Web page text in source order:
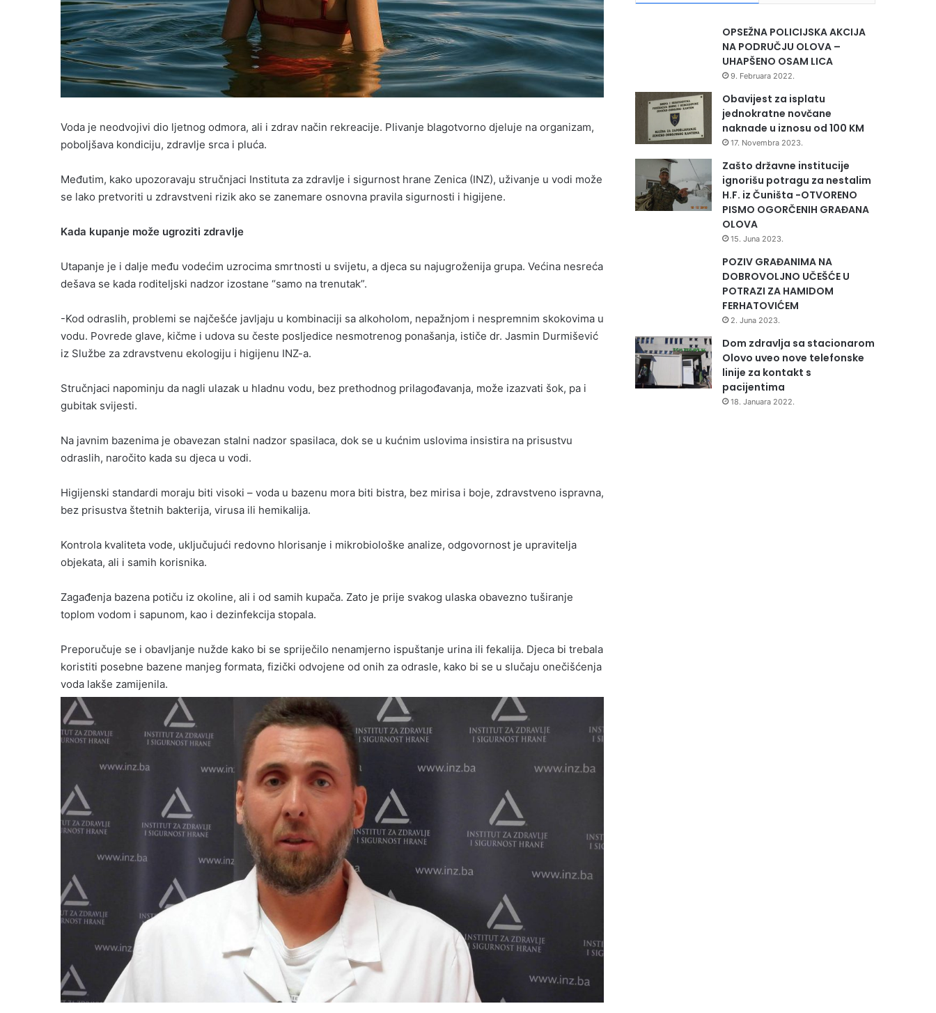
Voda je neodvojivi dio ljetnog odmora, ali i zdrav način rekreacije. Plivanje blagotvorno djeluje na organizam,
poboljšava kondiciju, zdravlje srca i pluća.
Međutim, kako upozoravaju stručnjaci Instituta za zdravlje i sigurnost hrane Zenica (INZ), uživanje u vodi može
se lako pretvoriti u zdravstveni rizik ako se zanemare osnovna pravila sigurnosti i higijene.
Kada kupanje može ugroziti zdravlje
Utapanje je i dalje među vodećim uzrocima smrtnosti u svijetu, a djeca su najugroženija grupa. Većina nesreća
dešava se kada roditeljski nadzor izostane “samo na trenutak”.
-Kod odraslih, problemi se najčešće javljaju u kombinaciji sa alkoholom, nepažnjom i nespremnim skokovima u
vodu. Povrede glave, kičme i udova su česte posljedice nesmotrenog ponašanja, ističe dr. Jasmin Durmišević
iz Službe za zdravstvenu ekologiju i higijenu INZ-a.
Stručnjaci napominju da nagli ulazak u hladnu vodu, bez prethodnog prilagođavanja, može izazvati šok, pa i
gubitak svijesti.
Na javnim bazenima je obavezan stalni nadzor spasilaca, dok se u kućnim uslovima insistira na prisustvu
odraslih, naročito kada su djeca u vodi.
Higijenski standardi moraju biti visoki – voda u bazenu mora biti bistra, bez mirisa i boje, zdravstveno ispravna,
bez prisustva štetnih bakterija, virusa ili hemikalija.
Kontrola kvaliteta vode, uključujući redovno hlorisanje i mikrobiološke analize, odgovornost je upravitelja
objekata, ali i samih korisnika.
Zagađenja bazena potiču iz okoline, ali i od samih kupača. Zato je prije svakog ulaska obavezno tuširanje
toplom vodom i sapunom, kao i dezinfekcija stopala.
Preporučuje se i obavljanje nužde kako bi se spriječilo nenamjerno ispuštanje urina ili fekalija. Djeca bi trebala
koristiti posebne bazene manjeg formata, fizički odvojene od onih za odrasle, kako bi se u slučaju onečišćenja
voda lakše zamijenila.
OPSEŽNA POLICIJSKA AKCIJA
NA PODRUČJU OLOVA –
UHAPŠENO OSAM LICA
9. Februara 2022.
Obavijest za isplatu
jednokratne novčane
naknade u iznosu od 100 KM
17. Novembra 2023.
Zašto državne institucije
ignorišu potragu za nestalim
H.F. iz Čuništa -OTVORENO
PISMO OGORČENIH GRAĐANA
OLOVA
15. Juna 2023.
POZIV GRAĐANIMA NA
DOBROVOLJNO UČEŠĆE U
POTRAZI ZA HAMIDOM
FERHATOVIĆEM
2. Juna 2023.
Dom zdravlja sa stacionarom
Olovo uveo nove telefonske
linije za kontakt s
pacijentima
18. Januara 2022.